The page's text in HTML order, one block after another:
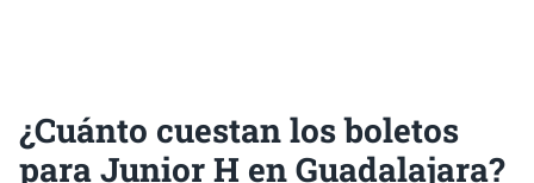
¿Cuánto cuestan los boletos
para Junior H en Guadalajara?